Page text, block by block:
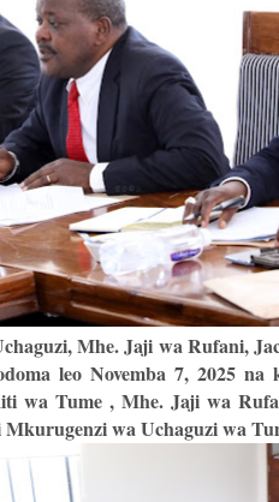
Mhe. Jaji wa Rufani,
leo Novemba 7, 2025
wa Tume , Mhe. Jaji wa
wa Uchaguzi wa